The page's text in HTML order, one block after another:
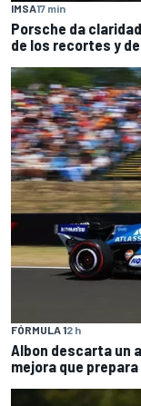
IMSA17 min
Porsche da
de los recortes y
FÓRMULA 12 h
Albon descarta un
mejora que prepara